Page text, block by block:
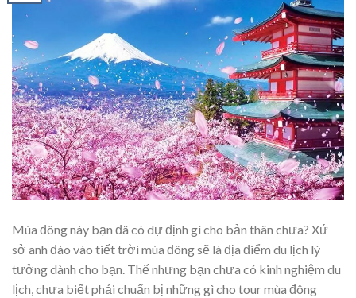
Mùa đông này bạn đã có dự định gì cho bản thân chưa? Xứ
sở anh đào vào tiết trời mùa đông sẽ là địa điểm du lịch lý
tưởng dành cho bạn. Thế nhưng bạn chưa có kinh nghiệm du
lịch, chưa biết phải chuẩn bị những gì cho tour mùa đông